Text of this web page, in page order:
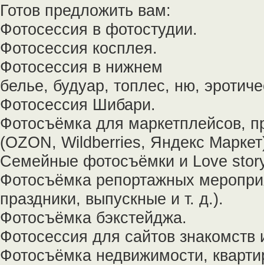
Готов предложить вам:
Фотосессия в фотостудии.
Фотосессия косплея.
Фотосессия в нижнем
белье, будуар, топлес, ню,
Фотосессия Шибари.
Фотосъёмка для маркетплейсов,
(OZON, Wildberries, Яндекс
Семейные фотосъёмки и Lоvе
Фотосъёмка репортажных
праздники, выпускные и т. д.).
Фотосъёмка бэкстейджа.
Фотосессия для сайтов знакомств
Фотосъёмка недвижимости,